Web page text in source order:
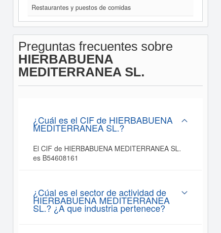
Restaurantes y puestos de comidas
Preguntas frecuentes sobre
HIERBABUENA
MEDITERRANEA SL.
¿Cuál es el CIF de HIERBABUENA
MEDITERRANEA SL.?
El CIF de HIERBABUENA MEDITERRANEA SL.
es B54608161
¿Cúal es el sector de actividad de
HIERBABUENA MEDITERRANEA
SL.? ¿A que industria pertenece?